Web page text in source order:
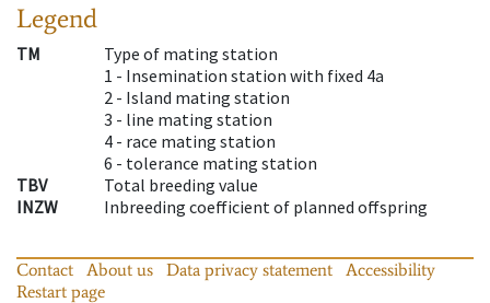
Legend
TM
Type of mating station
1 - Insemination station with fixed 4a
2 - Island mating station
3 - line mating station
4 - race mating station
6 - tolerance mating station
TBV
Total breeding value
INZW
Inbreeding coefficient of planned offspring
Contact About us Data privacy statement
Accessibility
Restart page